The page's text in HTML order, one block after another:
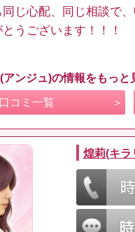
じ心配、同じ相談で
うございます！！！
ンジュ)の情報をもっと
口コミ一覧
煌莉(キラ